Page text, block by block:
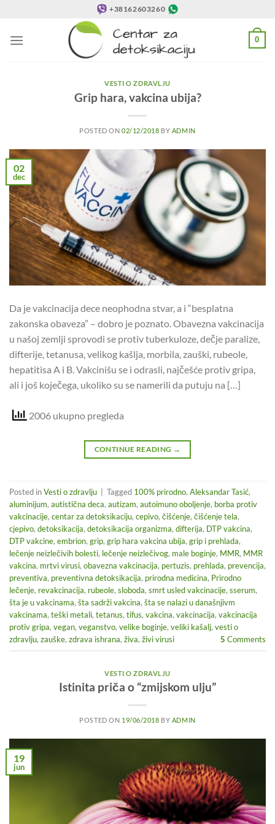
sadržaj
+38162603260
0
VESTI O ZDRAVLJU
Grip hara, vakcina ubija?
POSTED ON 02/12/2018 BY ADMIN
02
dec
Da je vakcinacija dece neophodna stvar, a i “besplatna
zakonska obaveza” – dobro je poznato. Obavezna vakcinacija
u našoj zemlji sprovodi se protiv tuberkuloze, dečje paralize,
difterije, tetanusa, velikog kašlja, morbila, zauški, rubeole,
hepatitisa A i B. Vakcinišu se i odrasli, najčešće protiv gripa,
ali i još koječega, ukoliko su se namerili da putuju na […]
2006 ukupno pregleda
CONTINUE READING →
Posted inVesti o zdravlju Tagged 100% prirodno, Aleksandar Tasić,
aluminijum, autistična deca, autizam, autoimuno oboljenje, borba protiv
vakcinacije, centar za detoksikaciju, cepivo, čišćenje, čišćenje tela,
cjepivo, detoksikacija, detoksikacija organizma, difterija, DTP vakcina,
DTP vakcine, embrion, grip, grip hara vakcina ubija, grip i prehlada,
lečenje neizlečivih bolesti, lečenje neizlečivog, male boginje, MMR, MMR
vakcina, mrtvi virusi, obavezna vakcinacija, pertuzis, prehlada, prevencija,
preventiva, preventivna detoksikacija, prirodna medicina, Prirodno
lečenje, revakcinacija, rubeole, sloboda, smrt usled vakcinacije, sserum,
šta je u vakcinama, šta sadrži vakcina, šta se nalazi u današnjivm
vakcinama, teški metali, tetanus, tifus, vakcina, vakcinacija, vakcinacija
protiv gripa, vegan, veganstvo, velike boginje, veliki kašalj, vesti o
zdravlju, zauške, zdrava ishrana, živa, živi virusi 5 Comments
VESTI O ZDRAVLJU
Istinita priča o “zmijskom ulju”
POSTED ON 19/06/2018 BY ADMIN
19
jun